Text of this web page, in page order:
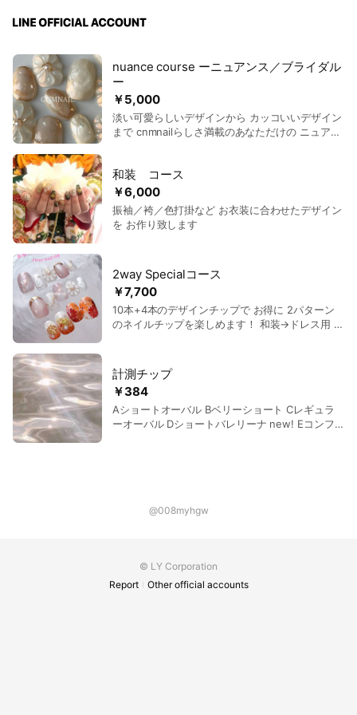
￥5,000
nuance course ーニュアンス／ブライダル
ー
淡い可愛らしいデザインから カッコいいデザイン
まで cnmnailらしさ満載のあなただけの ニュアン
￥6,000
和装 コース
振袖／袴／色打掛など お衣装に合わせたデザイン
を お作り致します
￥7,700
2way Specialコース
10本+4本のデザインチップで お得に 2パターン
のネイルチップを楽しめます！ 和装→ドレス用 振
￥384
計測チップ
Aショートオーバル Bベリーショート Cレギュラ
ーオーバル Dショートバレリーナ new! Eコンフ
@008myhgw
© LY Corporation
Report
Other official accounts